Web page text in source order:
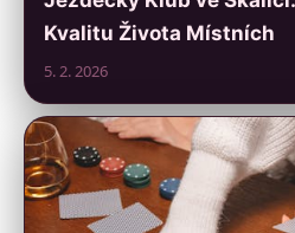
Kvalitu Života Místních
5. 2. 2026